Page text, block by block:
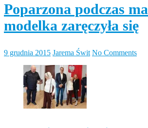
Poparzona podczas
modelka zaręczyła się
9 grudnia 2015 Jarema Świt No Comments